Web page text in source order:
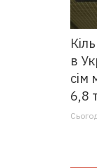
в
сім
6,8